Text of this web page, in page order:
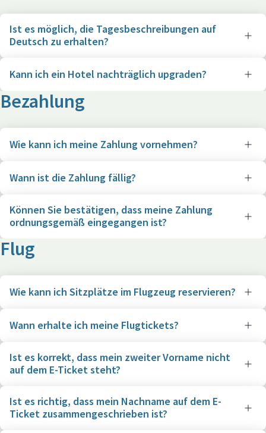
Ist es möglich, die Tagesbeschreibungen auf
Deutsch zu erhalten?
Kann ich ein Hotel nachträglich upgraden?
Bezahlung
Wie kann ich meine Zahlung vornehmen?
Wann ist die Zahlung fällig?
Können Sie bestätigen, dass meine Zahlung
ordnungsgemäß eingegangen ist?
Flug
Wie kann ich Sitzplätze im Flugzeug reservieren?
Wann erhalte ich meine Flugtickets?
Ist es korrekt, dass mein zweiter Vorname nicht
auf dem E-Ticket steht?
Ist es richtig, dass mein Nachname auf dem E-
Ticket zusammengeschrieben ist?